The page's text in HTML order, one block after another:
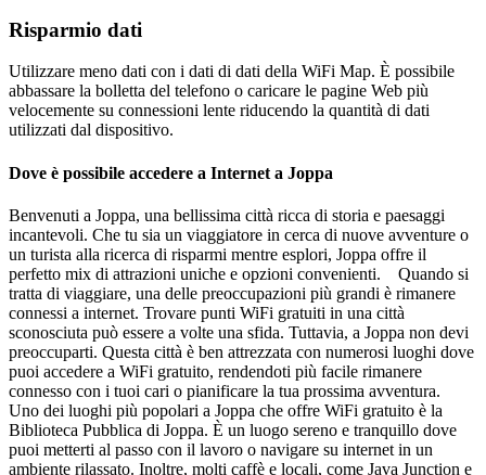
Risparmio dati
Utilizzare meno dati con i dati di dati della WiFi Map. È possibile
abbassare la bolletta del telefono o caricare le pagine Web più
velocemente su connessioni lente riducendo la quantità di dati
utilizzati dal dispositivo.
Dove è possibile accedere a Internet a Joppa
Benvenuti a Joppa, una bellissima città ricca di storia e paesaggi
incantevoli. Che tu sia un viaggiatore in cerca di nuove avventure o
un turista alla ricerca di risparmi mentre esplori, Joppa offre il
perfetto mix di attrazioni uniche e opzioni convenienti. Quando si
tratta di viaggiare, una delle preoccupazioni più grandi è rimanere
connessi a internet. Trovare punti WiFi gratuiti in una città
sconosciuta può essere a volte una sfida. Tuttavia, a Joppa non devi
preoccuparti. Questa città è ben attrezzata con numerosi luoghi dove
puoi accedere a WiFi gratuito, rendendoti più facile rimanere
connesso con i tuoi cari o pianificare la tua prossima avventura.
Uno dei luoghi più popolari a Joppa che offre WiFi gratuito è la
Biblioteca Pubblica di Joppa. È un luogo sereno e tranquillo dove
puoi metterti al passo con il lavoro o navigare su internet in un
ambiente rilassato. Inoltre, molti caffè e locali, come Java Junction e